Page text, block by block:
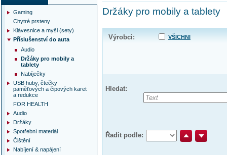
Držáky pro mobily a tablety
Výrobci: VŠICHNI
Hledat:
Řadit podle:
Gaming
Chytré prsteny
Klávesnice a myši (sety)
Příslušenství do auta
Audio
Držáky pro mobily a
tablety
Nabíječky
USB huby, čtečky
paměťových a čipových karet
a redukce
FOR HEALTH
Audio
Držáky
Spotřební materiál
Čištění
Nabíjení & napájení